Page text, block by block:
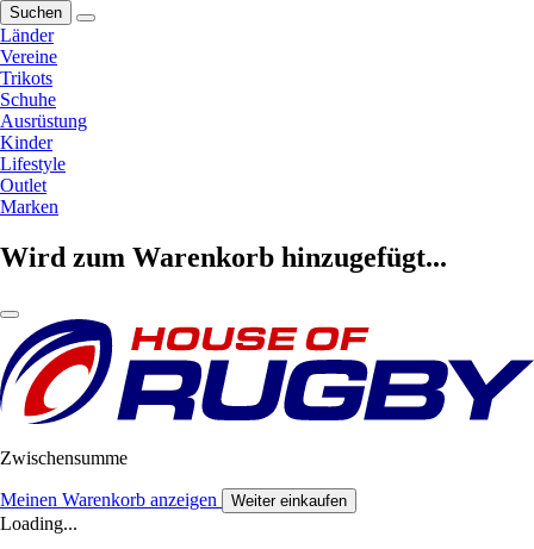
Suchen
Länder
Vereine
Trikots
Schuhe
Ausrüstung
Kinder
Lifestyle
Outlet
Marken
Wird zum Warenkorb hinzugefügt...
Zwischensumme
Meinen Warenkorb anzeigen Weiter einkaufen
Loading...